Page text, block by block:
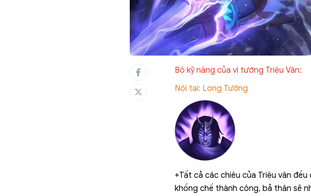
Bộ kỹ năng của vị tướng Triệu Vân:
Nội tại: Long Tướng
+Tất cả các chiêu của Triệu vân
khống chế thành công, bả thân sẽ